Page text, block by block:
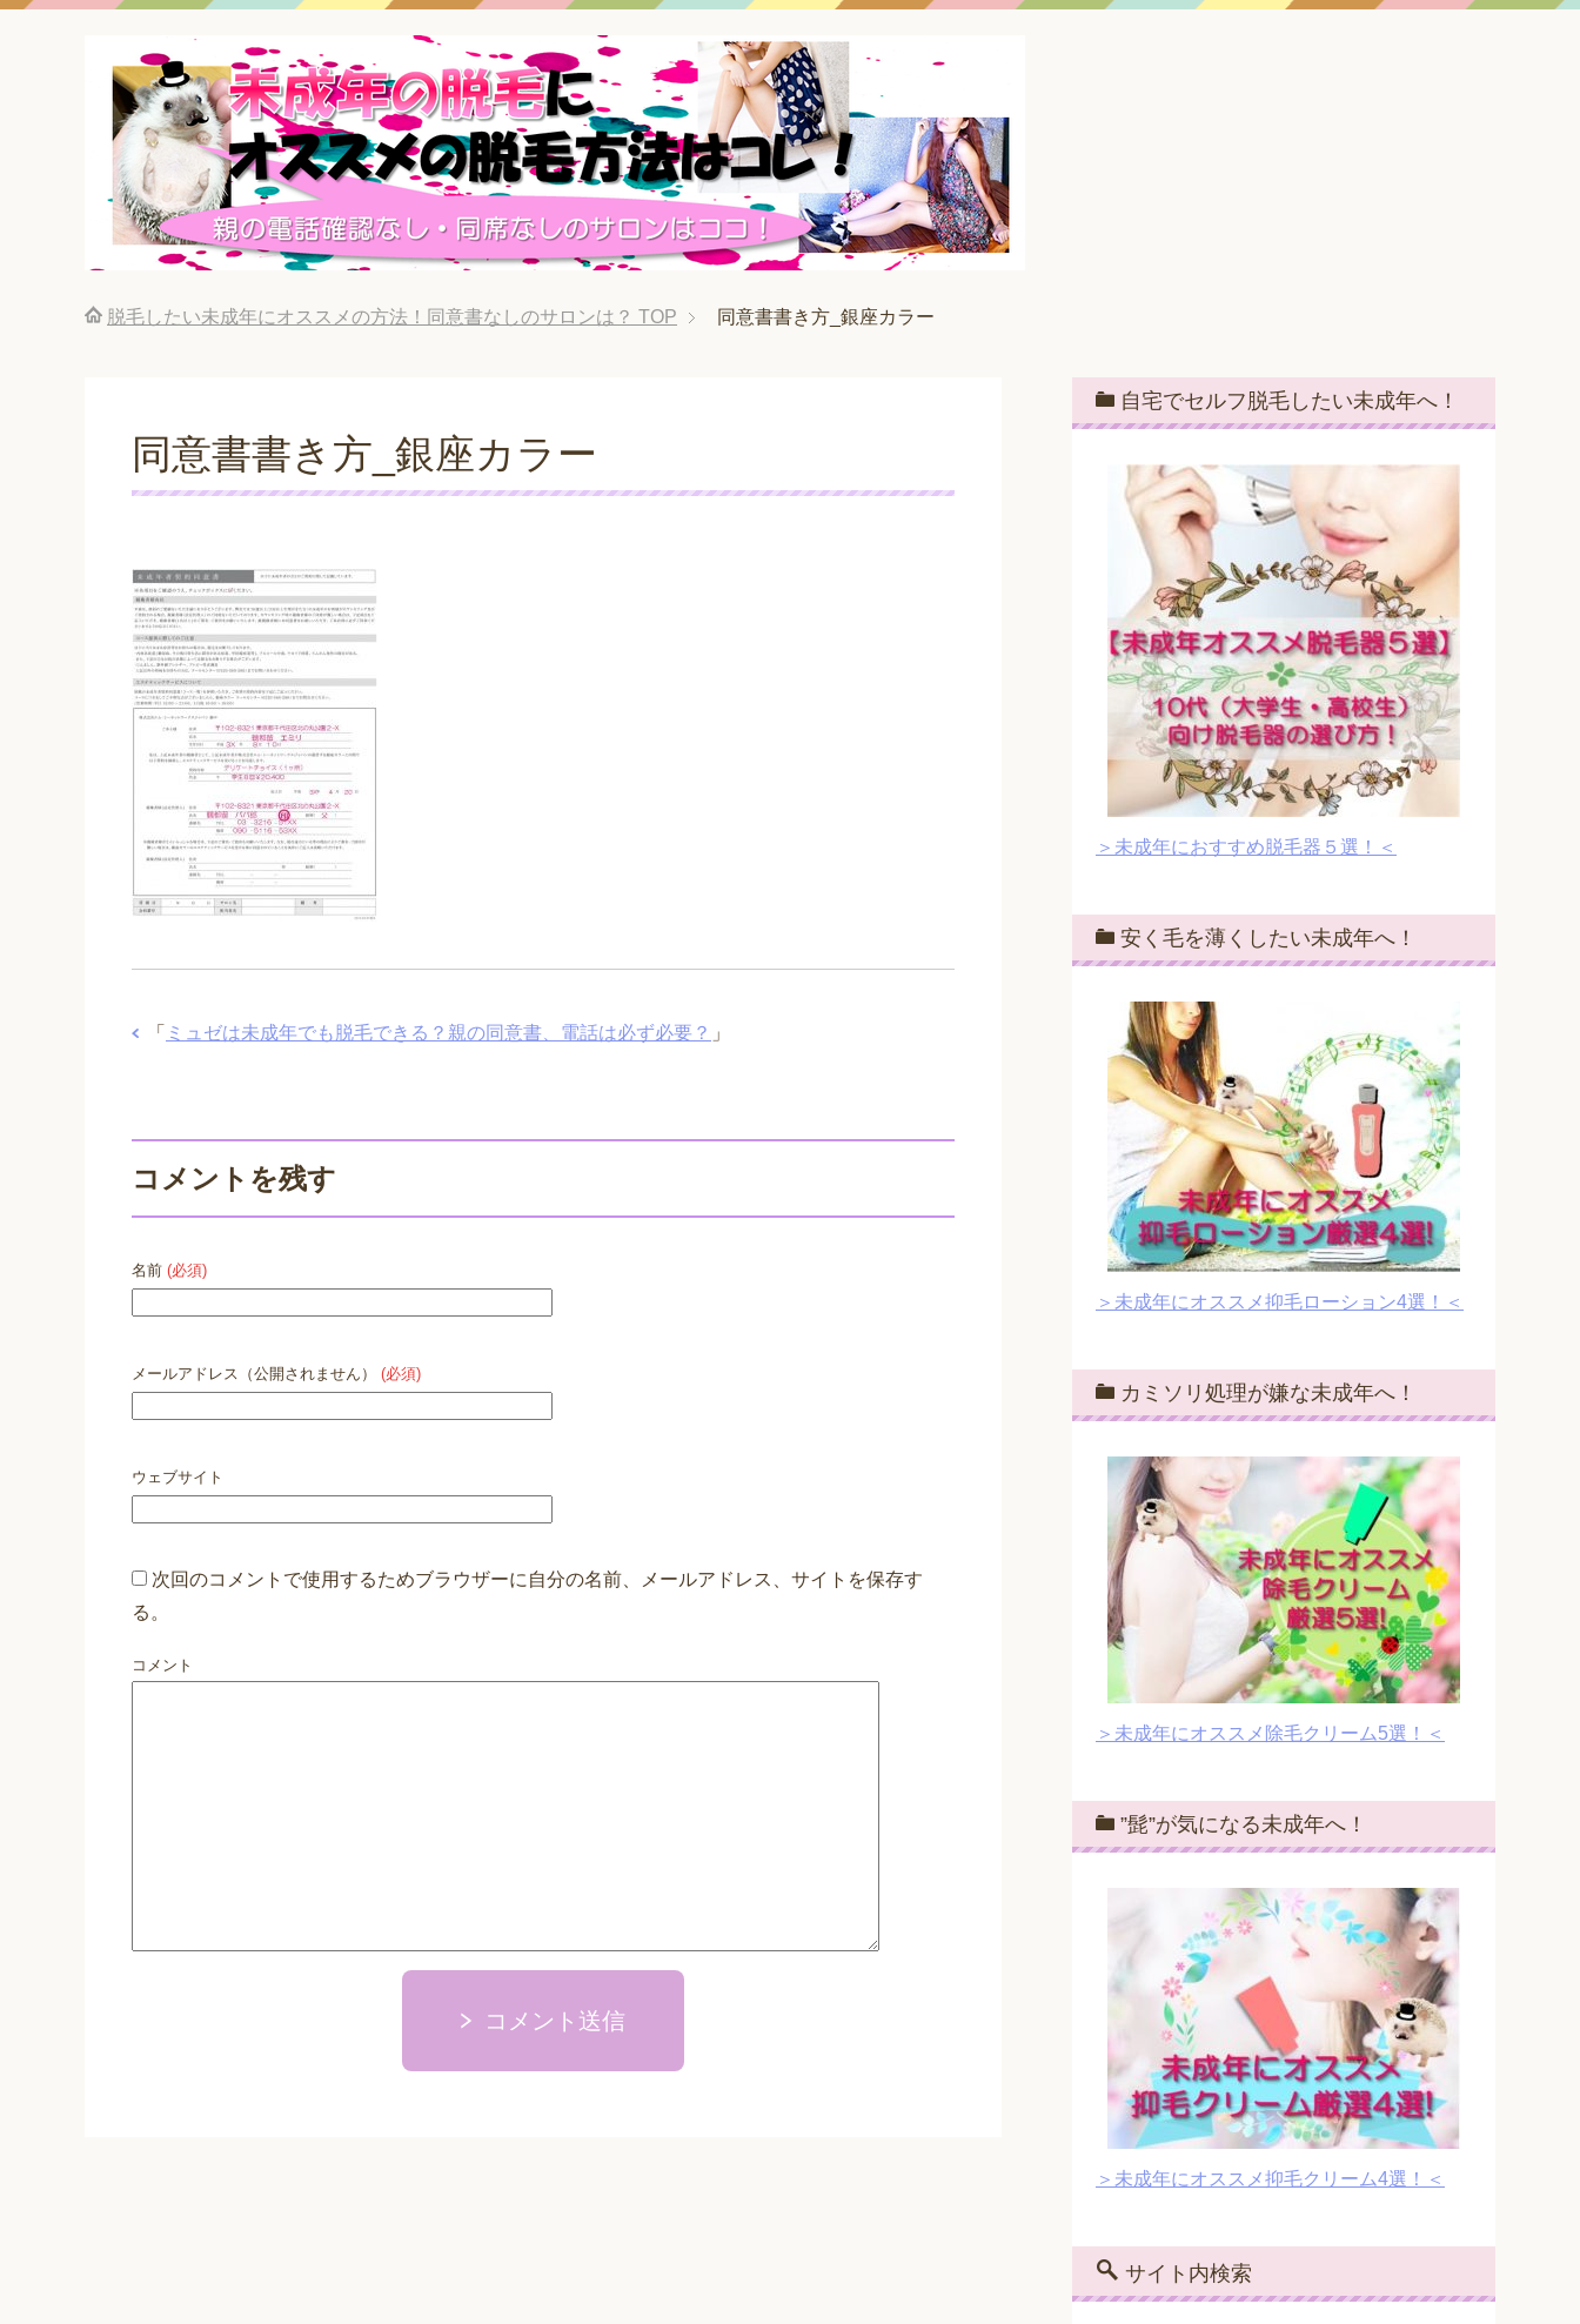
脱毛したい未成年にオススメの方法！同意書なしのサロンは？ TOP 同意書書き方_銀座カラー
同意書書き方_銀座カラー
「 ミュゼは未成年でも脱毛できる？親の同意書、電話は必ず必要？ 」
コメントを残す
名前 (必須)
メールアドレス（公開されません） (必須)
ウェブサイト
次回のコメントで使用するためブラウザーに自分の名前、メールアドレス、サイトを保存す
る。
コメント
コメント送信
自宅でセルフ脱毛したい未成年へ！
＞未成年におすすめ脱毛器５選！＜
安く毛を薄くしたい未成年へ！
＞未成年にオススメ抑毛ローション4選！＜
カミソリ処理が嫌な未成年へ！
＞未成年にオススメ除毛クリーム5選！＜
”髭”が気になる未成年へ！
＞未成年にオススメ抑毛クリーム4選！＜
サイト内検索